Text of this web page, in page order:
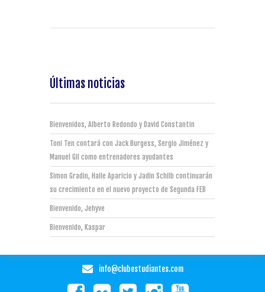
Últimas noticias
Bienvenidos, Alberto Redondo y David Constantin
Toni Ten contará con Jack Burgess, Sergio Jiménez y
Manuel Gil como entrenadores ayudantes
Simon Gradin, Haile Aparicio y Jadin Schilb continuarán
su crecimiento en el nuevo proyecto de Segunda FEB
Bienvenido, Jehyve
Bienvenido, Kaspar
info@clubestudiantes.com